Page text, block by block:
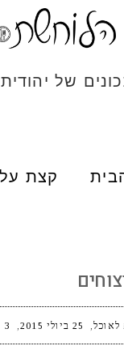
של
קצת
25 ביולי 2015 3 תגובות